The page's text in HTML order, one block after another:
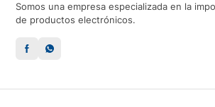
Somos una empresa especializada en la
de productos electrónicos.